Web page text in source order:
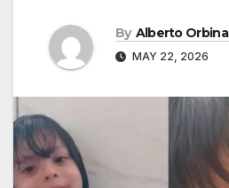
By Alberto Orbina
MAY 22, 2026